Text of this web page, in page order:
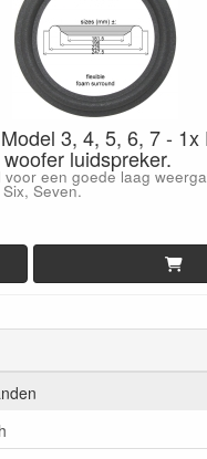
3, 4, 5, 6, 7 - 1x
luidspreker.
voor een goede laag
Seven.